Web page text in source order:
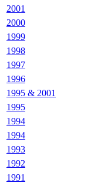
2001
2000
1999
1998
1997
1996
1995 & 2001
1995
1994
1994
1993
1992
1991